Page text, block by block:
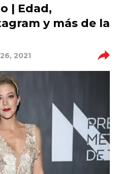
| Edad,
y más de la
2021